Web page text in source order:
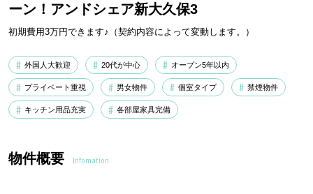
ーン！アンドシェア新大久保3
初期費用3万円できます♪（契約内容によって変動します。）
外国人大歓迎 20代が中心 オープン5年以内
プライベート重視 男女物件 個室タイプ 禁煙物件
キッチン用品充実 各部屋家具完備
物件概要 Infomation